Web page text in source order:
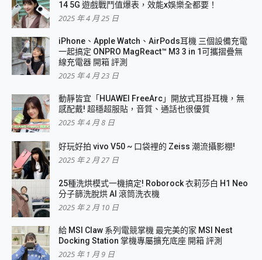
14 5G 遊戲戰鬥值爆表，效能x娛樂全都要！
2025 年 4 月 25 日
iPhone、Apple Watch、AirPods耳機 三個設備充電
一起搞定 ONPRO MagReact™ M3 3 in 1可攜摺疊無
線充電器 開箱 評測
2025 年 4 月 23 日
動靜皆宜「HUAWEI FreeArc」開放式耳掛耳機，無
感配戴! 超穩超服貼，音質、通話也很優質
2025 年 4 月 8 日
好玩好拍 vivo V50 ~ 口袋裡的 Zeiss 潮流攝影棚!
2025 年 2 月 27 日
25種洗烘模式一機搞定! Roborock 衣莉莎白 H1 Neo
分子篩洗脫烘 AI 滾筒洗衣機
2025 年 2 月 10 日
給 MSI Claw 系列電競掌機 最完美的家 MSI Nest
Docking Station 掌機專屬擴充底座 開箱 評測
2025 年 1 月 9 日